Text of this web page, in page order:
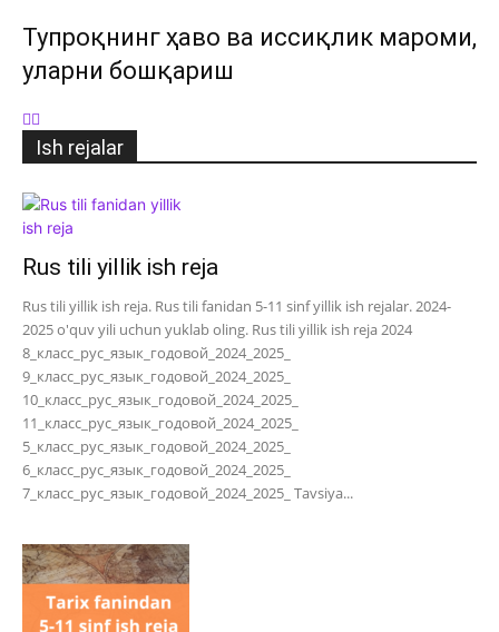
Тупроқнинг ҳаво ва иссиқлик мароми,
уларни бошқариш
Ish rejalar
Rus tili yillik ish reja
Rus tili yillik ish reja. Rus tili fanidan 5-11 sinf yillik ish rejalar. 2024-
2025 o'quv yili uchun yuklab oling. Rus tili yillik ish reja 2024
8_класс_рус_язык_годовой_2024_2025_
9_класс_рус_язык_годовой_2024_2025_
10_класс_рус_язык_годовой_2024_2025_
11_класс_рус_язык_годовой_2024_2025_
5_класс_рус_язык_годовой_2024_2025_
6_класс_рус_язык_годовой_2024_2025_
7_класс_рус_язык_годовой_2024_2025_ Tavsiya...